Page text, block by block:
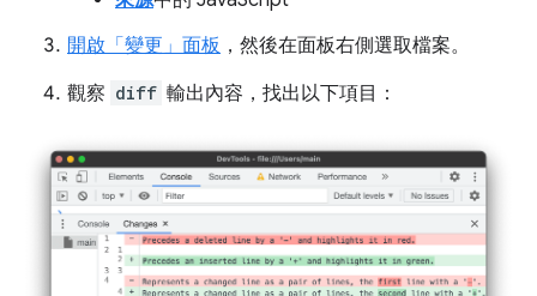
開啟「變更」 面板 ，然後在面板右側選取檔案。
觀察 diff 輸出內容，找出以下項目：